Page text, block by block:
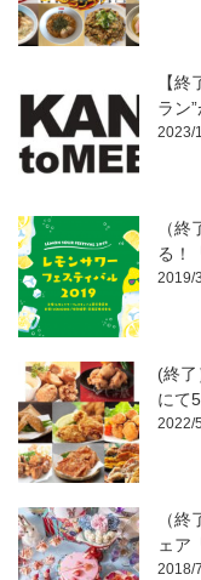
【
ラン
2023/
（
る！
2019/
(終
にて
2022/
（
ェア
2018/